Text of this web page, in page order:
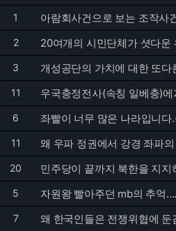
1 아람회사건으로 보는 조작사
2 20여개의 시민단체가 셧다운
3 개성공단의 가치에 대한 또다
11 우국충정전사(속칭 일베충)
6 좌빨이 너무 많은 나라입니
11 왜 우파 정권에서 강경 좌파
20 민주당이 끝까지 북한을 지지
5 자원왕 빨아주던 mb의 추억
7 왜 한국인들은 전쟁위협에 둔